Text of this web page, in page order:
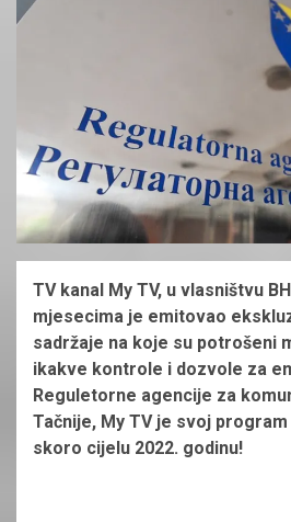
TV kanal My TV, u vlasništvu
mjesecima je emitovao
sadržaje na koje su potrošeni
ikakve kontrole i dozvole za
Reguletorne agencije za
Tačnije, My TV je svoj
skoro cijelu 2022. godinu!